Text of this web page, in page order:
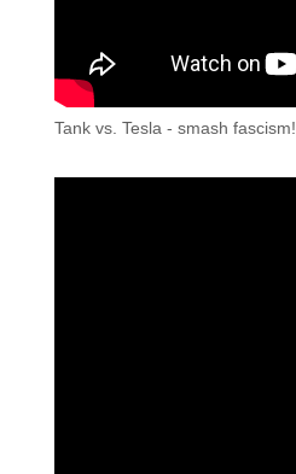
Tank vs. Tesla - smash fascism!